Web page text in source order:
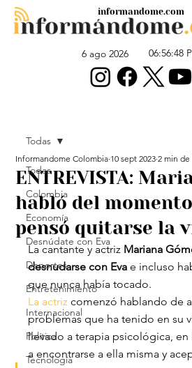
6 ago 2026 06:56:48
informandome.com
Todas
Colombia
Economía
Desnúdate con Eva
Deportes
Entretenimiento
Internacional
Política
Tecnología
Todas
ENTREVISTA:
habló del
pensó quitarse la
Informandome Colombia 10 sept 2023 2 min
La cantante y actriz Mariana
desnudarse con Eva e incluso
que nunca había tocado.
La actriz comenzó hablando de
problemas que ha tenido en su
llevado a terapia psicológica,
a encontrarse a ella misma y